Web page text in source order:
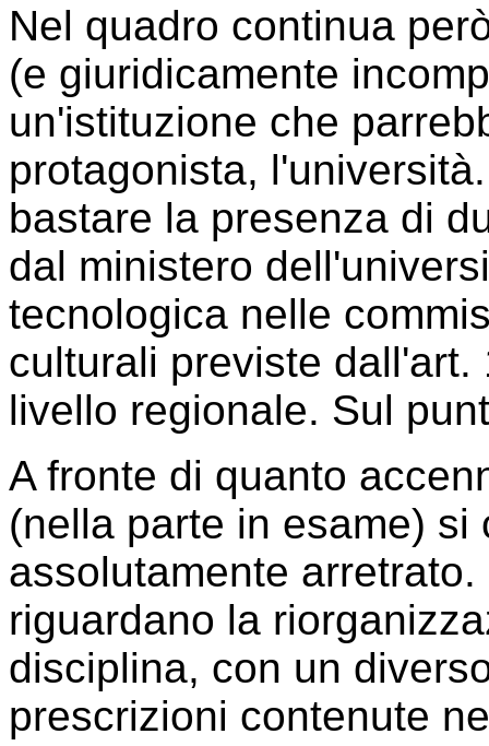
Nel quadro continua
(e giuridicamente
un'istituzione che
protagonista,
bastare la presenza di
dal ministero
tecnologica nelle
culturali previste
livello regionale. Sul
A fronte di quanto
(nella parte in esame)
assolutamente
riguardano la
disciplina, con un
prescrizioni contenute